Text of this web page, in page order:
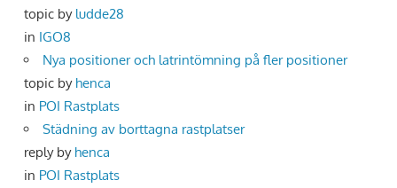
topic by ludde28
in IGO8
Nya positioner och latrintömning på fler positioner
topic by henca
in POI Rastplats
Städning av borttagna rastplatser
reply by henca
in POI Rastplats